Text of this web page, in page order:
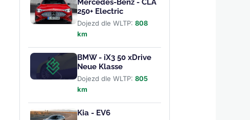
Mercedes-Benz - CLA
250+ Electric
Dojezd dle WLTP: 808
km
BMW - iX3 50 xDrive
Neue Klasse
Dojezd dle WLTP: 805
km
Kia - EV6